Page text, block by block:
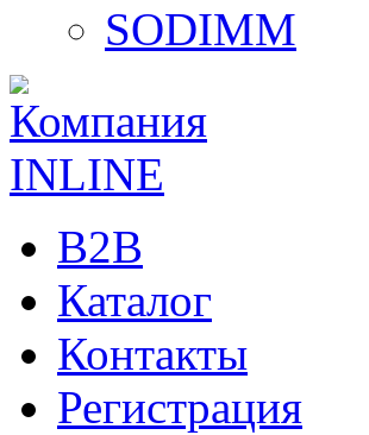
SODIMM
B2B
Каталог
Контакты
Регистрация